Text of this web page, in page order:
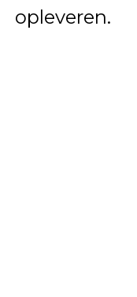
opleveren.